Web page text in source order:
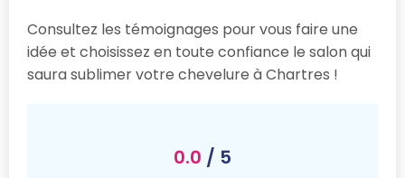
Consultez les témoignages pour vous faire une
idée et choisissez en toute confiance le salon qui
saura sublimer votre chevelure à Chartres !
0.0 / 5